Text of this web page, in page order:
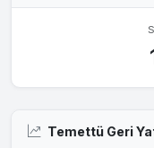
Temettü Geri